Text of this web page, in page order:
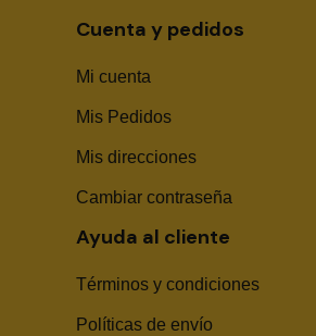
Cuenta y pedidos
Mi cuenta
Mis Pedidos
Mis direcciones
Cambiar contraseña
Ayuda al cliente
Términos y condiciones
Políticas de envío
Sika Center AI